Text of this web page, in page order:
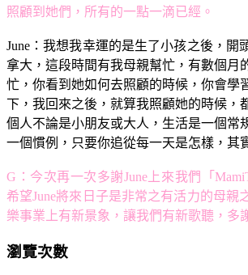
照顧到她們，所有的一點一滴已經。
June：我想我幸運的是生了小孩之後，開
拿大，這段時間有我母親幫忙，有數個月
忙，你看到她如何去照顧的時候，你會學
下，我回來之後，就算我照顧她的時候，
個人不論是小朋友或大人，生活是一個常
一個慣例，只要你追從每一天是怎樣，其
G：今次再一次多謝June上來我們「
希望June將來日子是非常之有活力的母親
樂事業上有新景象，讓我們有新歌聽，多
瀏覽次數